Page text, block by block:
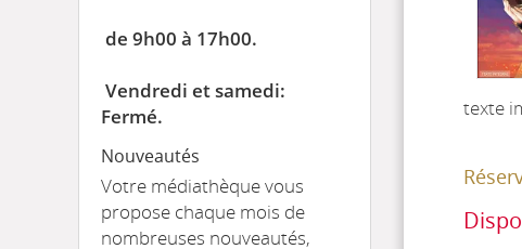
texte
de 9h00 à 17h00.
Vendredi et samedi:
Fermé.
Nouveautés
Votre médiathèque vous
propose chaque mois de
nombreuses nouveautés,